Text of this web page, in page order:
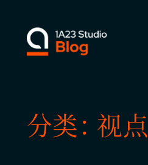
分类： 视点